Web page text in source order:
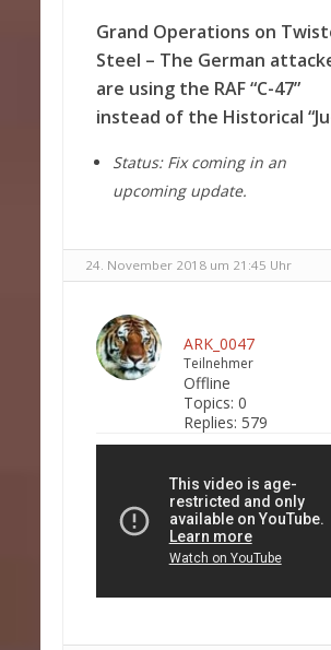
Grand Operations on
Steel – The German
are using the RAF “C-47”
instead of the Historical
Status: Fix coming in an
upcoming update.
24. November 2018 um 21:45 Uhr
ARK_0047
Teilnehmer
Offline
Topics: 0
Replies: 579